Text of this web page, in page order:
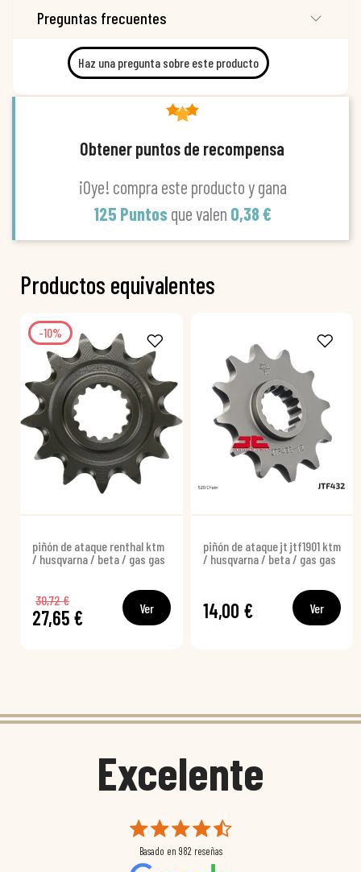
Preguntas frecuentes
Haz una pregunta sobre este producto
Obtener puntos de recompensa
¡Oye! compra este producto y gana
125 Puntos que valen 0,38 €
Productos equivalentes
-10%
piñón de ataque renthal ktm
/ husqvarna / beta / gas gas
27,65 €
30,72 € Ver
piñón de ataque jt jtf1901 ktm
/ husqvarna / beta / gas gas
14,00 € Ver
Excelente
Basado en 982 reseñas